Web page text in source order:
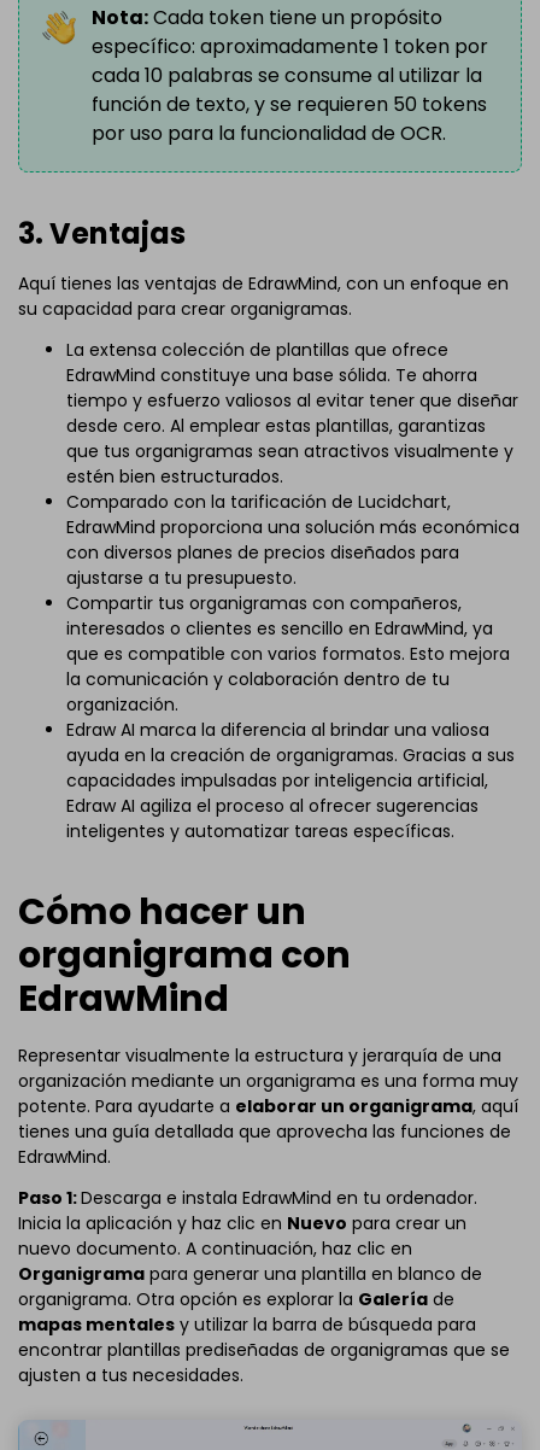
Nota:Cada token tiene un propósito
específico: aproximadamente 1 token por
cada 10 palabras se consume al utilizar la
función de texto, y se requieren 50 tokens
por uso para la funcionalidad de OCR.
3. Ventajas
Aquí tienes las ventajas de EdrawMind, con un enfoque en
su capacidad para crear organigramas.
La extensa colección de plantillas que ofrece
EdrawMind constituye una base sólida. Te ahorra
tiempo y esfuerzo valiosos al evitar tener que diseñar
desde cero. Al emplear estas plantillas, garantizas
que tus organigramas sean atractivos visualmente y
estén bien estructurados.
Comparado con la tarificación de Lucidchart,
EdrawMind proporciona una solución más económica
con diversos planes de precios diseñados para
ajustarse a tu presupuesto.
Compartir tus organigramas con compañeros,
interesados o clientes es sencillo en EdrawMind, ya
que es compatible con varios formatos. Esto mejora
la comunicación y colaboración dentro de tu
organización.
Edraw AI marca la diferencia al brindar una valiosa
ayuda en la creación de organigramas. Gracias a sus
capacidades impulsadas por inteligencia artificial,
Edraw AI agiliza el proceso al ofrecer sugerencias
inteligentes y automatizar tareas específicas.
Cómo hacer un
organigrama con
EdrawMind
Representar visualmente la estructura y jerarquía de una
organización mediante un organigrama es una forma muy
potente. Para ayudarte a elaborar un organigrama, aquí
tienes una guía detallada que aprovecha las funciones de
EdrawMind.
Paso 1:Descarga e instala EdrawMind en tu ordenador.
Inicia la aplicación y haz clic en Nuevo para crear un
nuevo documento. A continuación, haz clic en
Organigrama para generar una plantilla en blanco de
organigrama. Otra opción es explorar la Galería de
mapas mentales y utilizar la barra de búsqueda para
encontrar plantillas prediseñadas de organigramas que se
ajusten a tus necesidades.